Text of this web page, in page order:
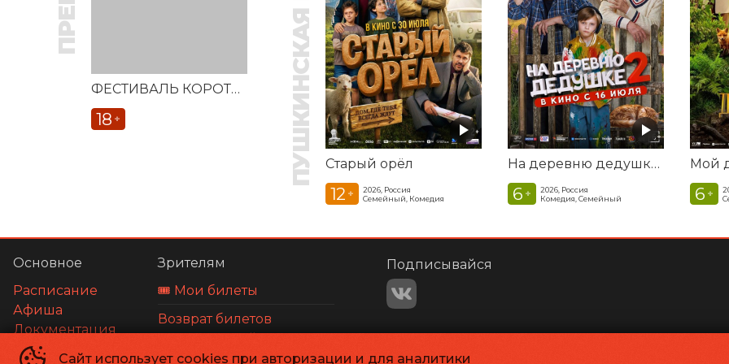
ФЕСТИВАЛЬ КОРОТКОМЕТРАЖНЫХ ФИЛЬМОВ «ВЕСТОЧКА»
18 +
Старый орёл
12 +
2026, Россия
Семейный, Комедия
На деревню дедушке 2
6 +
2026, Россия
Комедия, Семейный
6 +
Сайт использует cookies при авторизации и для аналитики
Основное
Расписание
Афиша
Документация
О нас
Зрителям
🎟️ Мои билеты
Возврат билетов
Оплата картой
Подписывайся